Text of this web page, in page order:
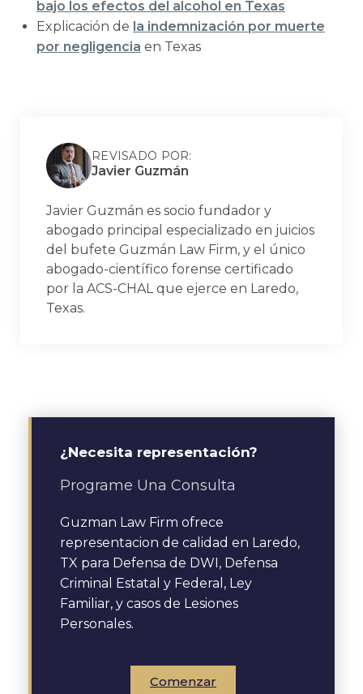
bajo los efectos del alcohol en Texas
Explicación de la indemnización por muerte
por negligencia en Texas
REVISADO POR:
Javier Guzmán
Javier Guzmán es socio fundador y
abogado principal especializado en juicios
del bufete Guzmán Law Firm, y el único
abogado-científico forense certificado
por la ACS-CHAL que ejerce en Laredo,
Texas.
¿Necesita representación?
Programe Una Consulta
Guzman Law Firm ofrece
representacion de calidad en Laredo,
TX para Defensa de DWI, Defensa
Criminal Estatal y Federal, Ley
Familiar, y casos de Lesiones
Personales.
Comenzar